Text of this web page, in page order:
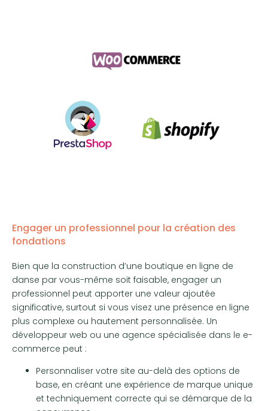
Engager un professionnel pour la création des
fondations
Bien que la construction d’une boutique en ligne de
danse par vous-même soit faisable, engager un
professionnel peut apporter une valeur ajoutée
significative, surtout si vous visez une présence en ligne
plus complexe ou hautement personnalisée. Un
développeur web ou une agence spécialisée dans le e-
commerce peut :
Personnaliser votre site au-delà des options de
base, en créant une expérience de marque unique
et techniquement correcte qui se démarque de la